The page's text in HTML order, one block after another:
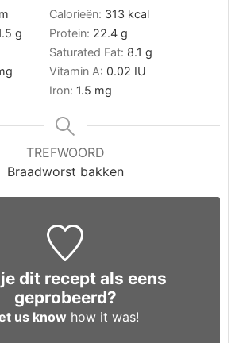
Calorieën: 313 kcal
g Protein: 22.4 g
Saturated Fat: 8.1 g
Vitamin A: 0.02 IU
Iron: 1.5 mg
TREFWOORD
Braadworst bakken
dit recept als eens
geprobeerd?
us know how it was!